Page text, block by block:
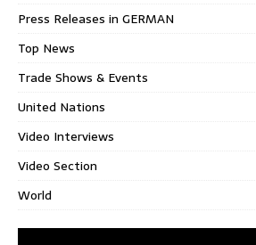
Press Releases in GERMAN
Top News
Trade Shows & Events
United Nations
Video Interviews
Video Section
World